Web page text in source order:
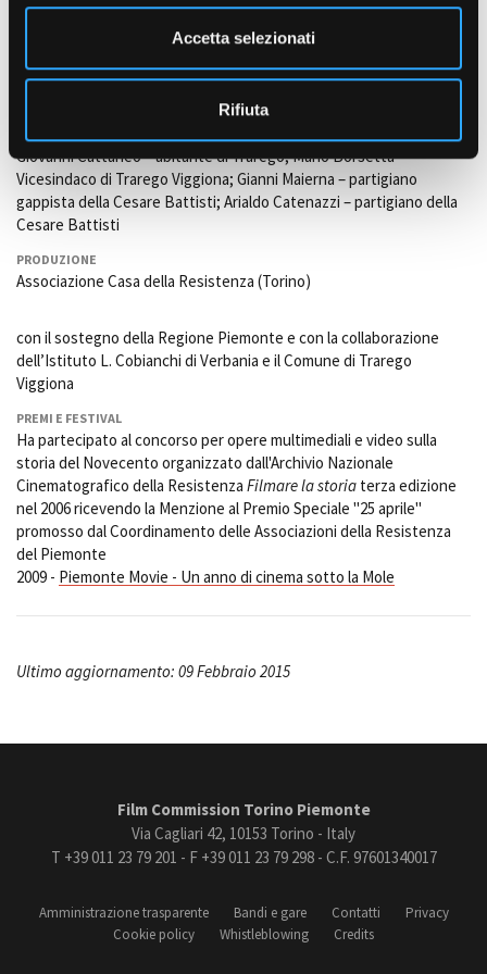
Accetta selezionati
Rifiuta
Giuliana Lubatti – sorella del partigiano Gastone “Cesco” caduto a
Trarego; Maria Luisa Ferrari – figlia della maestra Anna Bedone
Ferrari; Adriana Torre – Comunità ebraica di Casale Monferrato;
Maria Gagliani – figlia di Giuseppe Clair “Nonno” assassinato il 2.3.45;
Fortunato Pedroni – partigiano “Lupo” della banda di Viggiona;
Giovanni Cattaneo – abitante di Trarego; Mario Borsetta –
Vicesindaco di Trarego Viggiona; Gianni Maierna – partigiano
gappista della Cesare Battisti; Arialdo Catenazzi – partigiano della
Cesare Battisti
PRODUZIONE
Associazione Casa della Resistenza (Torino)
con il sostegno della Regione Piemonte e con la collaborazione
dell’Istituto L. Cobianchi di Verbania e il Comune di Trarego
Viggiona
PREMI E FESTIVAL
Ha partecipato al concorso per opere multimediali e video sulla
storia del Novecento organizzato dall'Archivio Nazionale
Cinematografico della Resistenza Filmare la storia terza edizione
nel 2006 ricevendo la Menzione al Premio Speciale "25 aprile"
promosso dal Coordinamento delle Associazioni della Resistenza
del Piemonte
2009 - Piemonte Movie - Un anno di cinema sotto la Mole
Ultimo aggiornamento: 09 Febbraio 2015
Film Commission Torino Piemonte
Via Cagliari 42, 10153 Torino - Italy
T +39 011 23 79 201 - F +39 011 23 79 298 - C.F. 97601340017
Amministrazione trasparente Bandi e gare Contatti
Privacy
Cookie policy
Whistleblowing Credits